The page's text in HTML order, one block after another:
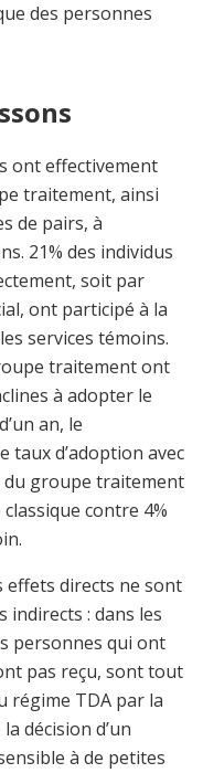
des personnes
ont effectivement
traitement, ainsi
de pairs, à
21% des individus
soit par
ont participé à la
services témoins.
traitement ont
à adopter le
an, le
taux d’adoption avec
du groupe traitement
contre 4%
effets directs ne sont
indirects : dans les
personnes qui ont
pas reçu, sont tout
régime TDA par la
décision d’un
à de petites